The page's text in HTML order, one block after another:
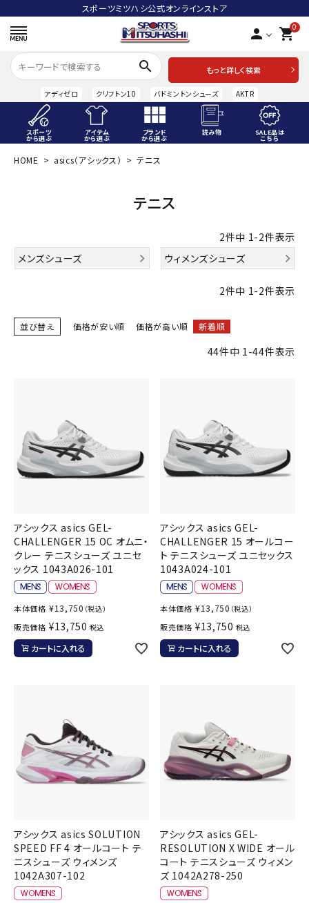
スポーツミツハシ公式オンラインストア
person 0
shopping_cart
search
もっと詳しく検索
アディゼロ クリフトン10 バドミントンシューズ AKTR
スポーツ
から選ぶ
アイテム
から選ぶ
ブランド
から選ぶ
読み物 SALE品は
こちら
ACCOUNT MENU
スポーツから選ぶ
ブランドから選ぶ
ご利用ガイド
お問い合わせ
メルマガ登録
プライバシーポリシー
HOME asics（アシックス） テニス
テニス
2件中 1-2件表示
メンズシューズ
ウィメンズシューズ
2件中 1-2件表示
並び替え 価格が安い順 価格が高い順 新着順
44件中 1-44件表示
アシックス asics GEL-
CHALLENGER 15 OC オムニ・
クレー テニスシューズ ユニセ
ックス 1043A026-101
本体価格 ¥13,750 （税込）
販売価格 ¥13,750 税込
カートに入れる
アシックス asics GEL-
CHALLENGER 15 オールコー
ト テニスシューズ ユニセックス
1043A024-101
本体価格 ¥13,750 （税込）
販売価格 ¥13,750 税込
カートに入れる
アシックス asics SOLUTION
SPEED FF 4 オールコート テ
ニスシューズ ウィメンズ
1042A307-102
アシックス asics GEL-
RESOLUTION X WIDE オール
コート テニスシューズ ウィメン
ズ 1042A278-250